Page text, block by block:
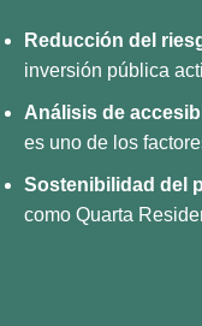
Reducción del
inversión pública
Análisis de
es uno de los
Sostenibilidad del
como Quarta